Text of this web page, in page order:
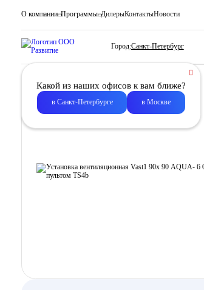
О компании Программы ДилерыКонтактыНовости
Город:Санкт-Петербург
Какой из наших офисов к вам ближе?
в Санкт-Петербурге в Москве